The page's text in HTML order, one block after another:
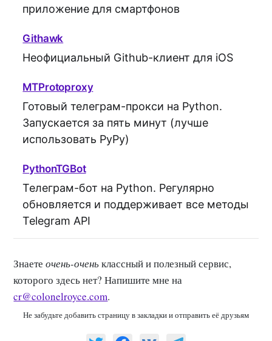
приложение для смартфонов
Githawk
Неофициальный Github-клиент для iOS
MTProtoproxy
Готовый телеграм-прокси на Python.
Запускается за пять минут (лучше
использовать PyPy)
PythonTGBot
Телеграм-бот на Python. Регулярно
обновляется и поддерживает все методы
Telegram API
Знаетеочень-оченьклассный и полезный сервис,
которого здесь нет? Напишите мне на
cr@colonelroyce.com.
Не забудьте добавить страницу в закладки и отправить её друзьям